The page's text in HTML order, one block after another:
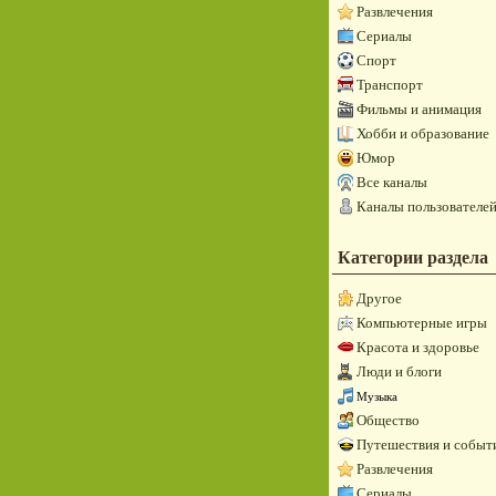
Развлечения
Сериалы
Спорт
Транспорт
Фильмы и анимация
Хобби и образование
Юмор
Все каналы
Каналы пользователей
Категории раздела
Другое
Компьютерные игры
Красота и здоровье
Люди и блоги
Музыка
Общество
Путешествия и
Развлечения